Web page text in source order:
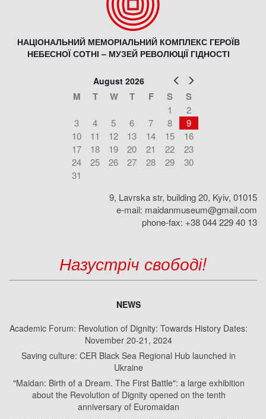
НАЦІОНАЛЬНИЙ МЕМОРІАЛЬНИЙ КОМПЛЕКС ГЕРОЇВ
НЕБЕСНОЇ СОТНІ – МУЗЕЙ РЕВОЛЮЦІЇ ГІДНОСТІ
Prev
August 2026
M T W T F S S
1
2
3
4 5 6 7 8
9
10
11 12 13 14 15
16
17
18 19 20 21 22
23
24
25 26 27 28 29
30
31
9, Lavrska str, building 20, Kyiv, 01015
e-mail: maidanmuseum@gmail.com
phone-fax: +38 044 229 40 13
Назустріч свободі!
NEWS
Academic Forum: Revolution of Dignity: Towards History Dates:
November 20-21, 2024
Saving culture: CER Black Sea Regional Hub launched in
Ukraine
"Maidan: Birth of a Dream. The First Battle": a large exhibition
about the Revolution of Dignity opened on the tenth
anniversary of Euromaidan